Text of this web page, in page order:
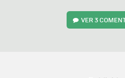
VER3